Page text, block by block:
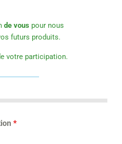
de vous pour nous
futurs produits.
votre participation.
*